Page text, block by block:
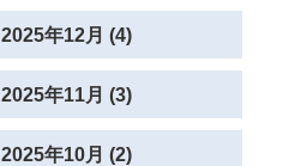
2025年12月 (4)
2025年11月 (3)
2025年10月 (2)